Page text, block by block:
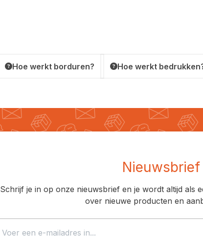
Hoe werkt borduren? Hoe werkt
Nieuwsbrief
Schrijf je in op onze nieuwsbrief en je wordt altijd als
over nieuwe producten en